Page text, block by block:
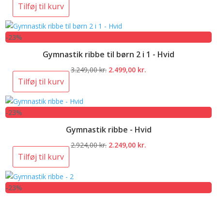
var:
Tilføj til kurv
-23%
Gymnastik ribbe til børn 2 i 1 - Hvid
3.249,00kr. Den
2.499,00 kr.
Tilføj til kurv
-23%
Gymnastik ribbe - Hvid
2.924,00kr. Den
2.249,00 kr.
Tilføj til kurv
-23%